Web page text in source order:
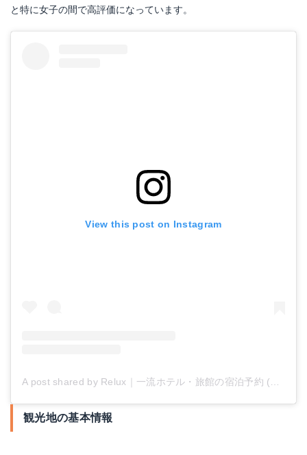
と特に女子の間で高評価になっています。
View this post on Instagram
観光地の基本情報